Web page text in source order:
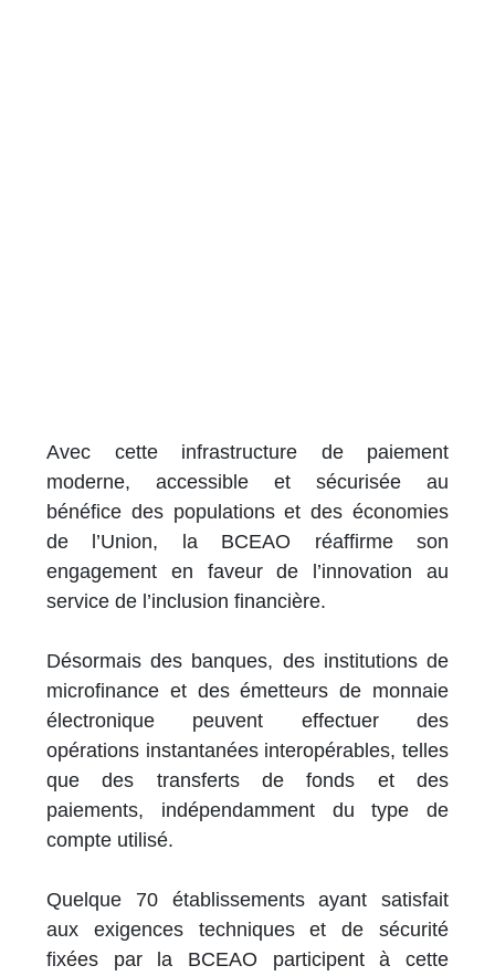
Avec cette infrastructure de paiement
moderne, accessible et sécurisée au
bénéfice des populations et des économies
de l’Union, la BCEAO réaffirme son
engagement en faveur de l’innovation au
service de l’inclusion financière.
Désormais des banques, des institutions de
microfinance et des émetteurs de monnaie
électronique peuvent effectuer des
opérations instantanées interopérables, telles
que des transferts de fonds et des
paiements, indépendamment du type de
compte utilisé.
Quelque 70 établissements ayant satisfait
aux exigences techniques et de sécurité
fixées par la BCEAO participent à cette